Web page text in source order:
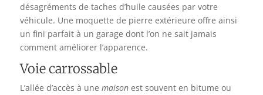
désagréments de taches d’huile causées par votre
véhicule. Une moquette de pierre extérieure offre ainsi
un fini parfait à un garage dont l’on ne sait jamais
comment améliorer l’apparence.
Voie carrossable
L’allée d’accès à une maisonest souvent en bitume ou